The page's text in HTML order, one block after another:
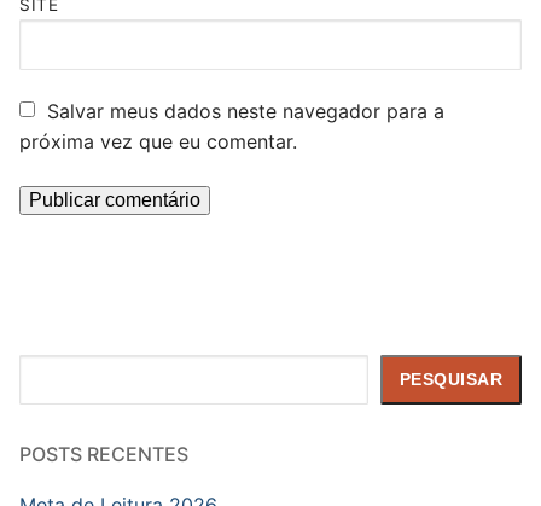
SITE
Salvar meus dados neste navegador para a
próxima vez que eu comentar.
PESQUISAR
POSTS RECENTES